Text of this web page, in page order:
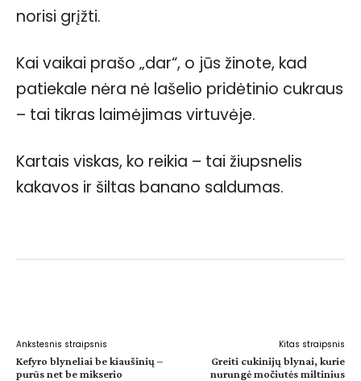
norisi grįžti.
Kai vaikai prašo „dar“, o jūs žinote, kad
patiekale nėra nė lašelio pridėtinio cukraus
– tai tikras laimėjimas virtuvėje.
Kartais viskas, ko reikia – tai žiupsnelis
kakavos ir šiltas banano saldumas.
Ankstesnis straipsnis
Kefyro blyneliai be kiaušinių –
purūs net be mikserio
Kitas straipsnis
Greiti cukinijų blynai, kurie
nurungė močiutės miltinius